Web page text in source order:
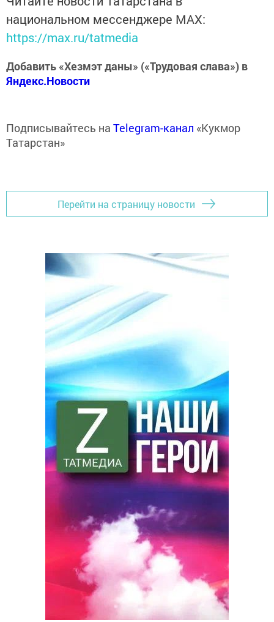
национальном мессенджере MАХ:
https://max.ru/tatmedia
Добавить «Хезмэт даны» («Трудовая слава») в
Яндекс.Новости
Подписывайтесь на Telegram-канал «Кукмор
Татарстан»
Перейти на страницу новости